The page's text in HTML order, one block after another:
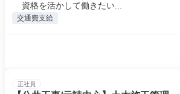
資格を活かして働きたい...
交通費支給
正社員